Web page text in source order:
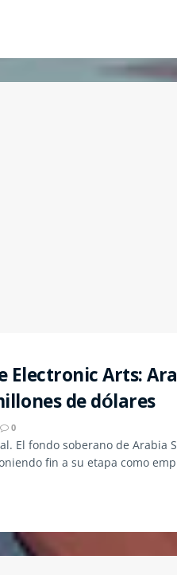
Electronic Arts:
de dólares
0
El fondo soberano de Arabia
fin a su etapa como